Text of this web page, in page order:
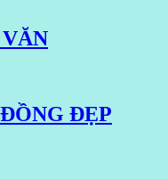
ĐẸP